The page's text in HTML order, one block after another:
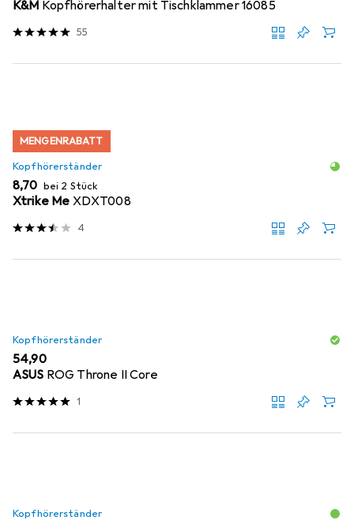
K&M Kopfhörerhalter mit Tischklammer 16085
55
MENGENRABATT
Kopfhörerständer
EUR
8,70 bei 2 Stück
Xtrike Me XDXT008
4
Kopfhörerständer
EUR
54,90
ASUS ROG Throne II Core
1
Kopfhörerständer